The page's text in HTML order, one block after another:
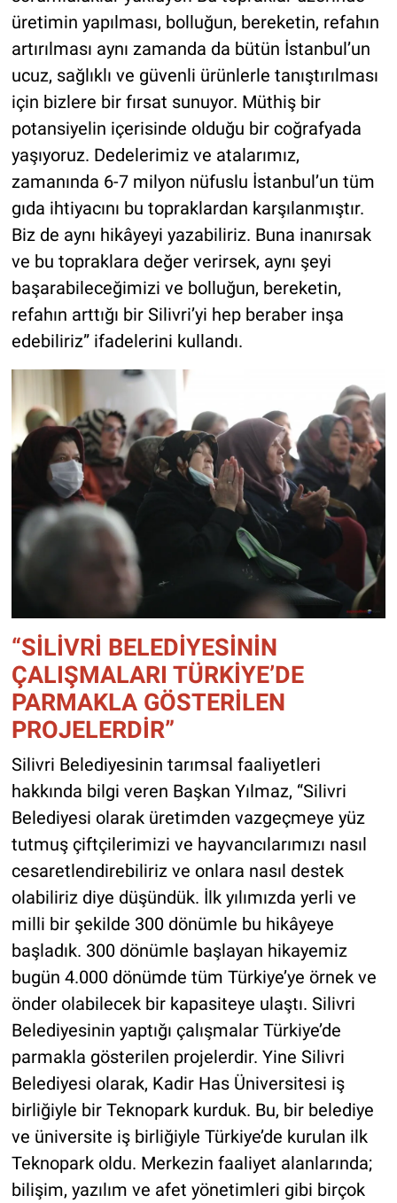
üretimin yapılması, bolluğun, bereketin, refahın
artırılması aynı zamanda da bütün İstanbul’un
ucuz, sağlıklı ve güvenli ürünlerle tanıştırılması
için bizlere bir fırsat sunuyor. Müthiş bir
potansiyelin içerisinde olduğu bir coğrafyada
yaşıyoruz. Dedelerimiz ve atalarımız,
zamanında 6-7 milyon nüfuslu İstanbul’un tüm
gıda ihtiyacını bu topraklardan karşılanmıştır.
Biz de aynı hikâyeyi yazabiliriz. Buna inanırsak
ve bu topraklara değer verirsek, aynı şeyi
başarabileceğimizi ve bolluğun, bereketin,
refahın arttığı bir Silivri’yi hep beraber inşa
edebiliriz” ifadelerini kullandı.
“SİLİVRİ BELEDİYESİNİN
ÇALIŞMALARI TÜRKİYE’DE
PARMAKLA GÖSTERİLEN
PROJELERDİR”
Silivri Belediyesinin tarımsal faaliyetleri
hakkında bilgi veren Başkan Yılmaz, “Silivri
Belediyesi olarak üretimden vazgeçmeye yüz
tutmuş çiftçilerimizi ve hayvancılarımızı nasıl
cesaretlendirebiliriz ve onlara nasıl destek
olabiliriz diye düşündük. İlk yılımızda yerli ve
milli bir şekilde 300 dönümle bu hikâyeye
başladık. 300 dönümle başlayan hikayemiz
bugün 4.000 dönümde tüm Türkiye’ye örnek ve
önder olabilecek bir kapasiteye ulaştı. Silivri
Belediyesinin yaptığı çalışmalar Türkiye’de
parmakla gösterilen projelerdir. Yine Silivri
Belediyesi olarak, Kadir Has Üniversitesi iş
birliğiyle bir Teknopark kurduk. Bu, bir belediye
ve üniversite iş birliğiyle Türkiye’de kurulan ilk
Teknopark oldu. Merkezin faaliyet alanlarında;
bilişim, yazılım ve afet yönetimleri gibi birçok